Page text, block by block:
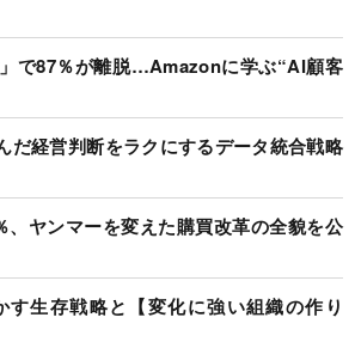
」で87％が離脱…Amazonに学ぶ“AI顧客
だ経営判断をラクにするデータ統合戦略
ヤンマーを変えた購買改革の全貌を公
す生存戦略と【変化に強い組織の作り